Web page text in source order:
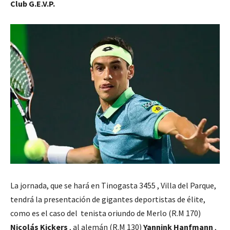
Club G.E.V.P.
La jornada, que se hará en Tinogasta 3455 , Villa del Parque,
tendrá la presentación de gigantes deportistas de élite,
como es el caso del tenista oriundo de Merlo (R.M 170)
Nicolás Kickers , al alemán (R.M 130) Yannink Hanfmann ,